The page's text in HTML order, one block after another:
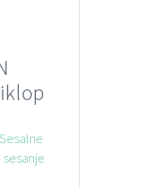
Sesalne